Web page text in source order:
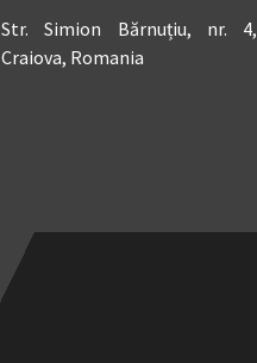
Str. Simion Bărnuțiu, nr. 4,
Craiova, Romania